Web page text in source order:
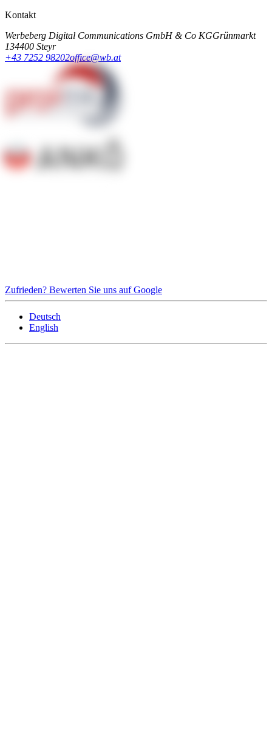
Kontakt
Werbeberg Digital Communications GmbH & Co KGGrünmarkt
134400 Steyr
+43 7252 98202office@wb.at
Zufrieden? Bewerten Sie uns auf Google
Deutsch
English